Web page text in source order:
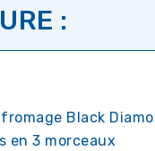
:
Black
en 3 morceaux